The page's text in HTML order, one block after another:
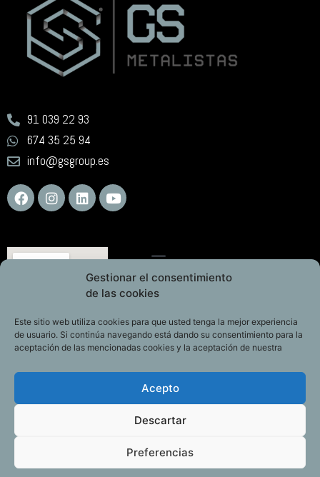
Gestionar el consentimiento
de las cookies
Este sitio web utiliza cookies para que usted tenga la mejor experiencia
de usuario. Si continúa navegando está dando su consentimiento para la
aceptación de las mencionadas cookies y la aceptación de nuestra
Acepto
Descartar
Preferencias
91 039 22 93
674 35 25 94
info@gsgroup.es